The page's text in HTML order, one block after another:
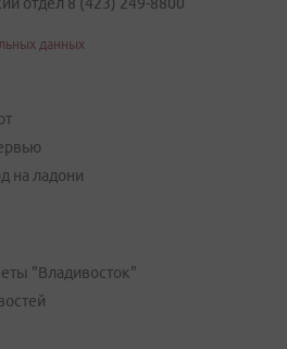
отдел 8 (423) 249-8800
данных
на ладони
"Владивосток"